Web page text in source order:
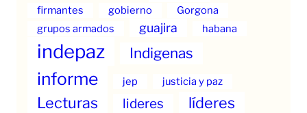
firmantes gobierno
Gorgona
grupos armados
guajira habana
indepaz Indigenas
informe jep justicia y paz
Lecturas lideres líderes